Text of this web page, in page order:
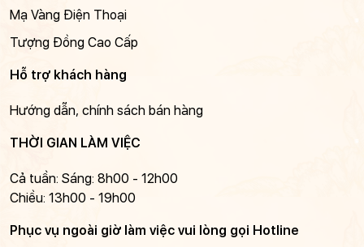
Mạ Vàng Điện Thoại
Tượng Đồng Cao Cấp
Hỗ trợ khách hàng
Hướng dẫn, chính sách bán hàng
THỜI GIAN LÀM VIỆC
Cả tuần: Sáng: 8h00 - 12h00
Chiều: 13h00 - 19h00
Phục vụ ngoài giờ làm việc vui lòng gọi Hotline